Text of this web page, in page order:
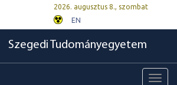
2026. augusztus 8., szombat
EN
Szegedi Tudományegyetem